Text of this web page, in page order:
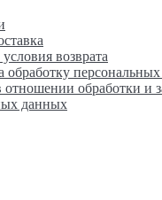
возврата
обработку
отношении обработки и
данных